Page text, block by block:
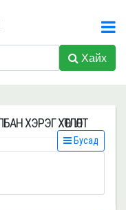
Хайх
ХЭРЭГ ХӨТЛӨЛТ
Бусад